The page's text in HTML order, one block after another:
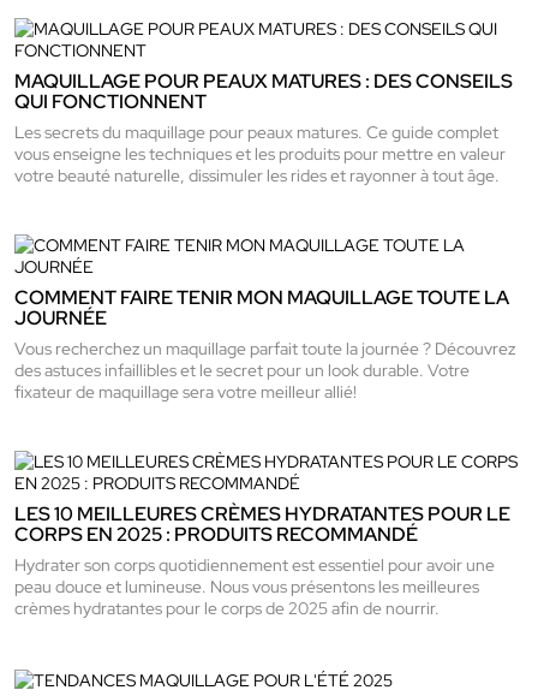
MAQUILLAGE POUR PEAUX MATURES : DES CONSEILS
QUI FONCTIONNENT
Les secrets du maquillage pour peaux matures. Ce guide complet
vous enseigne les techniques et les produits pour mettre en valeur
votre beauté naturelle, dissimuler les rides et rayonner à tout âge.
COMMENT FAIRE TENIR MON MAQUILLAGE TOUTE LA
JOURNÉE
Vous recherchez un maquillage parfait toute la journée ? Découvrez
des astuces infaillibles et le secret pour un look durable. Votre
fixateur de maquillage sera votre meilleur allié!
LES 10 MEILLEURES CRÈMES HYDRATANTES POUR LE
CORPS EN 2025 : PRODUITS RECOMMANDÉ
Hydrater son corps quotidiennement est essentiel pour avoir une
peau douce et lumineuse. Nous vous présentons les meilleures
crèmes hydratantes pour le corps de 2025 afin de nourrir.